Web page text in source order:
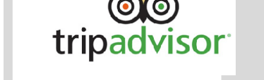
donosi hinduističku
Vijetnamu
Moćna energetska lokacija:
Proviralkata, Iljač, Bugarska
Plejadama